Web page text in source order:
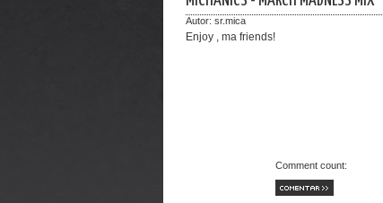
Autor: sr.mica
Enjoy , ma friends!
Comment count:
COMENTAR >>